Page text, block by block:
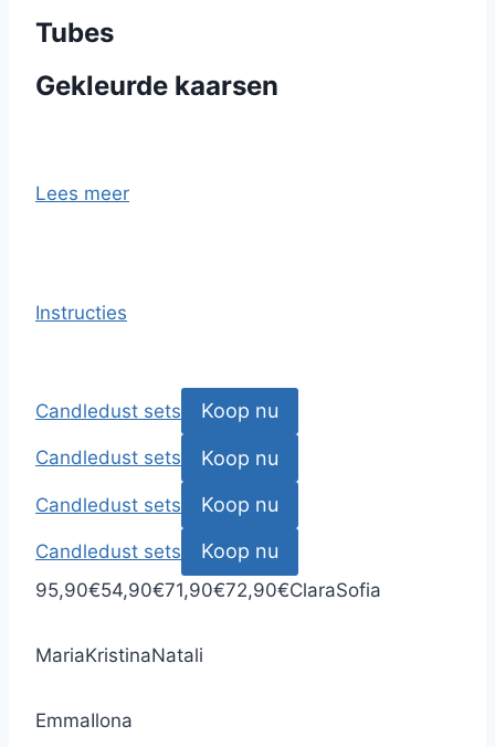
Tubes
Gekleurde kaarsen
Lees meer
Instructies
Candledust sets Koop nu
Candledust sets Koop nu
Candledust sets Koop nu
Candledust sets Koop nu
95,90€54,90€71,90€72,90€ClaraSofia
MariaKristinaNatali
EmmaIlona